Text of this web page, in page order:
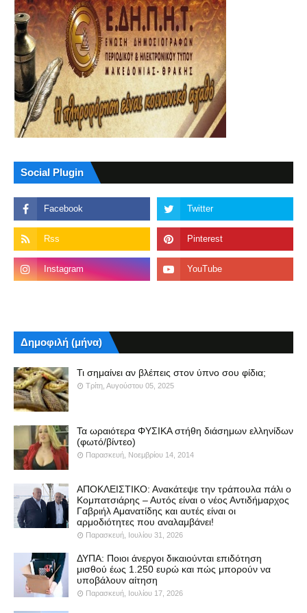
Social Plugin
Δημοφιλή (μήνα)
Τι σημαίνει αν βλέπεις στον ύπνο σου φίδια;
Τρίτη, Αυγούστου 05, 2025
Τα ωραιότερα ΦΥΣΙΚΑ στήθη διάσημων ελληνίδων
(φωτό/βίντεο)
Παρασκευή, Νοεμβρίου 14, 2014
ΑΠΟΚΛΕΙΣΤΙΚΟ: Ανακάτεψε την τράπουλα πάλι ο
Κομπατσιάρης – Αυτός είναι ο νέος Αντιδήμαρχος
Γαβριήλ Αμανατίδης και αυτές είναι οι
αρμοδιότητες που αναλαμβάνει!
Παρασκευή, Ιουλίου 31, 2026
ΔΥΠΑ: Ποιοι άνεργοι δικαιούνται επιδότηση
μισθού έως 1.250 ευρώ και πώς μπορούν να
υποβάλουν αίτηση
Παρασκευή, Ιουλίου 17, 2026